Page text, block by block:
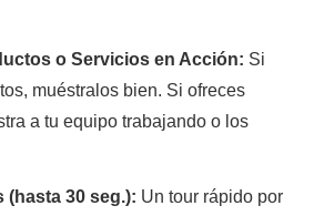
o Servicios en Acción: Si
muéstralos bien. Si ofreces
a tu equipo trabajando o los
(hasta 30 seg.): Un tour rápido por